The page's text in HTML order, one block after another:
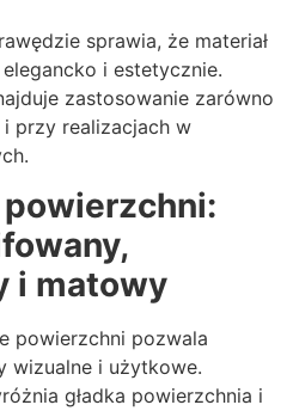
sprawia, że materiał
i estetycznie.
zastosowanie zarówno
i przy realizacjach w
i matowy
powierzchni pozwala
wizualne i użytkowe.
gładka powierzchnia i